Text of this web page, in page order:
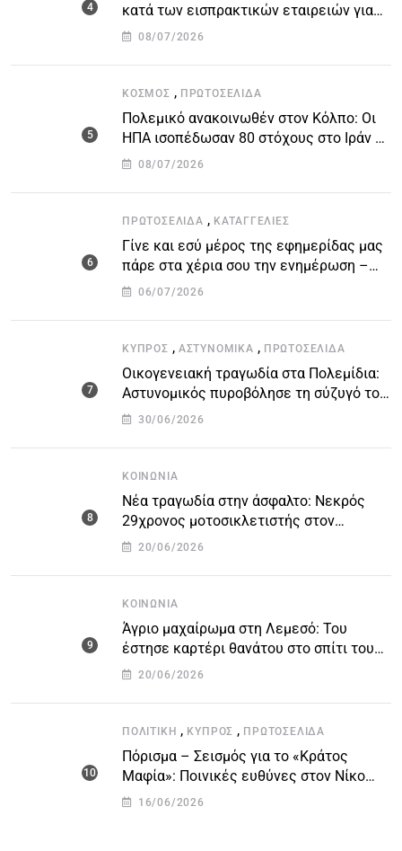
κατά των εισπρακτικών εταιρειών για
την προστασία των δανειοληπτών
08/07/2026
ΚΌΣΜΟΣ , ΠΡΩΤΟΣΈΛΙΔΑ
Πολεμικό ανακοινωθέν στον Κόλπο: Οι
ΗΠΑ ισοπέδωσαν 80 στόχους στο Ιράν –
Μπαράζ επιθέσεων σε αμερικανικές
08/07/2026
ΠΡΩΤΟΣΈΛΙΔΑ , ΚΑΤΑΓΓΕΛΙΕΣ
Γίνε και εσύ μέρος της εφημερίδας μας
πάρε στα χέρια σου την ενημέρωση –
στείλε το δικό σου άρθρο την δική σου
06/07/2026
ΚΎΠΡΟΣ , ΑΣΤΥΝΟΜΙΚΆ , ΠΡΩΤΟΣΈΛΙΔΑ
Οικογενειακή τραγωδία στα Πολεμίδια:
Αστυνομικός πυροβόλησε τη σύζυγό του
και αυτοκτόνησε
30/06/2026
ΚΟΙΝΩΝΊΑ
Νέα τραγωδία στην άσφαλτο: Νεκρός
29χρονος μοτοσικλετιστής στον
αυτοκινητόδρομο Πάφου – Λεμεσού
20/06/2026
ΚΟΙΝΩΝΊΑ
Άγριο μαχαίρωμα στη Λεμεσό: Του
έστησε καρτέρι θανάτου στο σπίτι του
για προσωπικές διαφορές – Στο
20/06/2026
ΠΟΛΙΤΙΚΉ , ΚΎΠΡΟΣ , ΠΡΩΤΟΣΈΛΙΔΑ
Πόρισμα – Σεισμός για το «Κράτος
Μαφία»: Ποινικές ευθύνες στον Νίκο
Αναστασιάδη και άλλους 14 εισηγείται η
16/06/2026